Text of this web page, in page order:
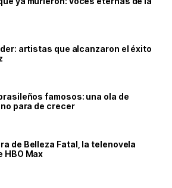
artistas que alcanzaron el éxito
famosos: una ola de
para de crecer
de Belleza Fatal, la telenovela
HBO Max